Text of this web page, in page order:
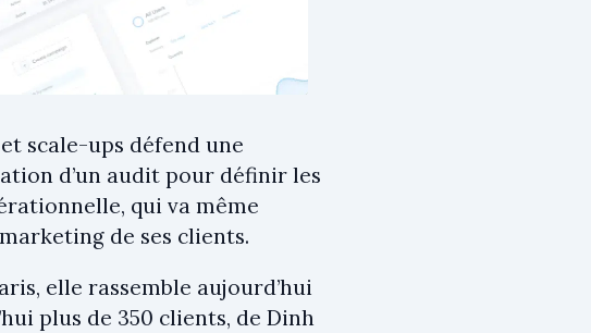
scale-ups défend une
d’un audit pour définir les
qui va même
de ses clients.
elle rassemble aujourd’hui
plus de 350 clients, de Dinh